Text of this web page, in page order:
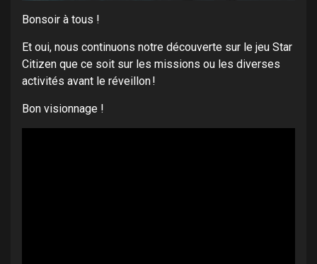
Bonsoir à tous !
Et oui, nous continuons notre découverte sur le jeu Star
Citizen que ce soit sur les missions ou les diverses
activités avant le réveillon !
Bon visionnage !